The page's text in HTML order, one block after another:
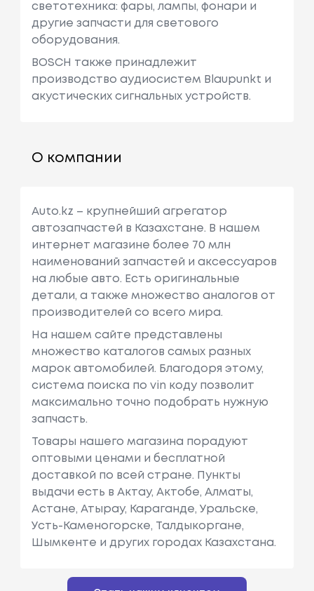
светотехника: фары, лампы, фонари и
другие запчасти для светового
оборудования.
BOSCH также принадлежит
производство аудиосистем Blaupunkt и
акустических сигнальных устройств.
О компании
Auto.kz – крупнейший агрегатор
автозапчастей в Казахстане. В нашем
интернет магазине более 70 млн
наименований запчастей и аксессуаров
на любые авто. Есть оригинальные
детали, а также множество аналогов от
производителей со всего мира.
На нашем сайте представлены
множество каталогов самых разных
марок автомобилей. Благодоря этому,
система поиска по vin коду позволит
максимально точно подобрать нужную
запчасть.
Товары нашего магазина порадуют
оптовыми ценами и бесплатной
доставкой по всей стране. Пункты
выдачи есть в Актау, Актобе, Алматы,
Астане, Атырау, Караганде, Уральске,
Усть-Каменогорске, Талдыкоргане,
Шымкенте и других городах Казахстана.